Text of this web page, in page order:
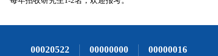
00020522 00000000 00000016